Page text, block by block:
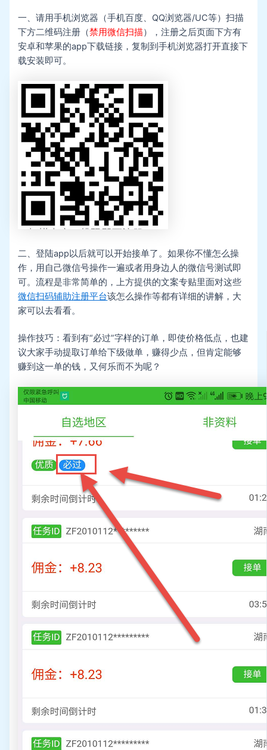
一、请用手机浏览器（手机百度、QQ浏览器/UC等）扫描
下方二维码注册（禁用微信扫描），注册之后页面下方有
安卓和苹果的app下载链接，复制到手机浏览器打开直接下
载安装即可。
二、登陆app以后就可以开始接单了。如果你不懂怎么操
作，用自己微信号操作一遍或者用身边人的微信号测试即
可。流程是非常简单的，上方提供的文案专贴里面对这些
微信扫码辅助注册平台该怎么操作等都有详细的讲解，大
家可以去看看。
操作技巧：看到有“必过”字样的订单，即使价格低点，也建
议大家手动提取订单给下级做单，赚得少点，但肯定能够
赚到这一单的钱，又何乐而不为呢？